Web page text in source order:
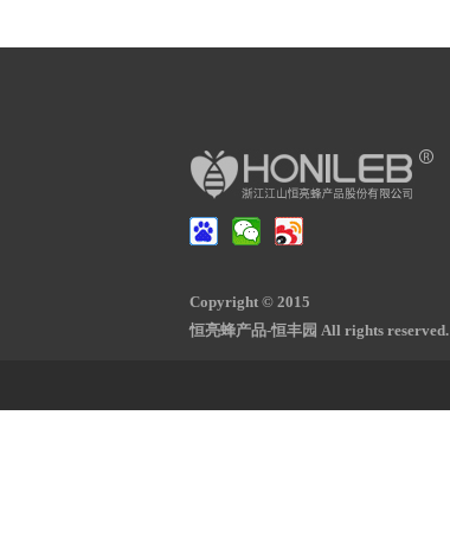
Copyright © 2015
恒亮蜂产品-恒丰园 All rights reserved.